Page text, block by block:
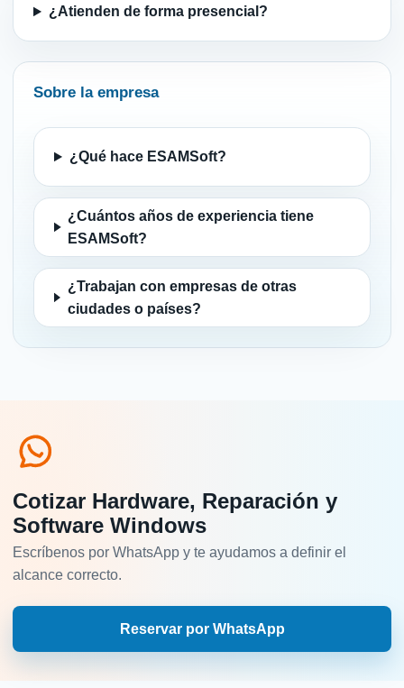
¿Atienden de forma presencial?
Sobre la empresa
¿Qué hace ESAMSoft?
¿Cuántos años de experiencia tiene
ESAMSoft?
¿Trabajan con empresas de otras
ciudades o países?
Cotizar Hardware, Reparación y
Software Windows
Escríbenos por WhatsApp y te ayudamos a definir el
alcance correcto.
Reservar por WhatsApp